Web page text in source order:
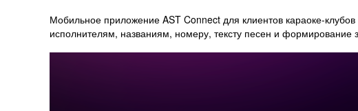
Мобильное приложение AST Connect для клиентов караоке-
исполнителям, названиям, номеру, тексту песен и формирование